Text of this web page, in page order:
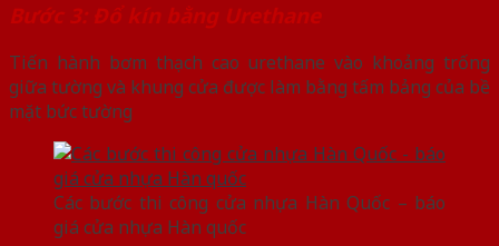
Bước 3: Đổ kín bằng Urethane
Tiến hành bơm thạch cao urethane vào khoảng trống
giữa tường và khung cửa được làm bằng tấm bảng của bề
mặt bức tường
Các bước thi công cửa nhựa Hàn Quốc – báo
giá cửa nhựa Hàn quốc